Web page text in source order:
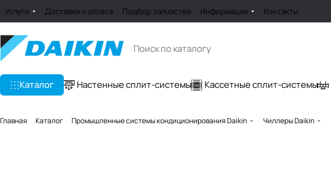
Услуги Доставка и оплата Подбор запчастей Информация Контакты
Каталог Настенные сплит-системы Кассетные сплит-системы
Главная Каталог Промышленные системы кондиционирования Daikin Чиллеры Daikin